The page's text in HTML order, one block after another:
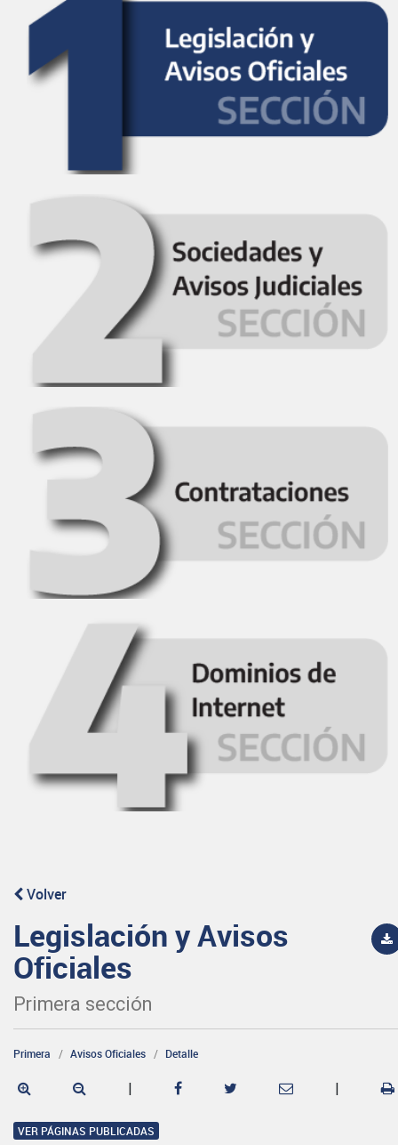
Volver
Legislación y Avisos
Oficiales
Primera sección
Primera Avisos Oficiales Detalle
VER PÁGINAS PUBLICADAS